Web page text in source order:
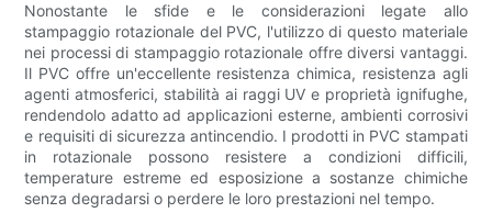
Nonostante le sfide e le considerazioni legate allo
stampaggio rotazionale del PVC, l'utilizzo di questo materiale
nei processi di stampaggio rotazionale offre diversi vantaggi.
Il PVC offre un'eccellente resistenza chimica, resistenza agli
agenti atmosferici, stabilità ai raggi UV e proprietà ignifughe,
rendendolo adatto ad applicazioni esterne, ambienti corrosivi
e requisiti di sicurezza antincendio. I prodotti in PVC stampati
in rotazionale possono resistere a condizioni difficili,
temperature estreme ed esposizione a sostanze chimiche
senza degradarsi o perdere le loro prestazioni nel tempo.